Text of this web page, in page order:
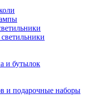
и бутылок
и подарочные наборы